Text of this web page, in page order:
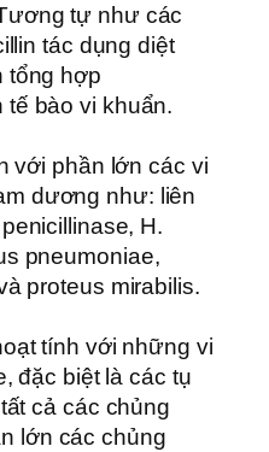
tự như các
tác dụng diệt
tổng hợp
tế bào vi khuẩn.
với phần lớn các vi
dương như: liên
H.
pneumoniae,
proteus mirabilis.
tính với những vi
đặc biệt là các tụ
cả các chủng
lớn các chủng